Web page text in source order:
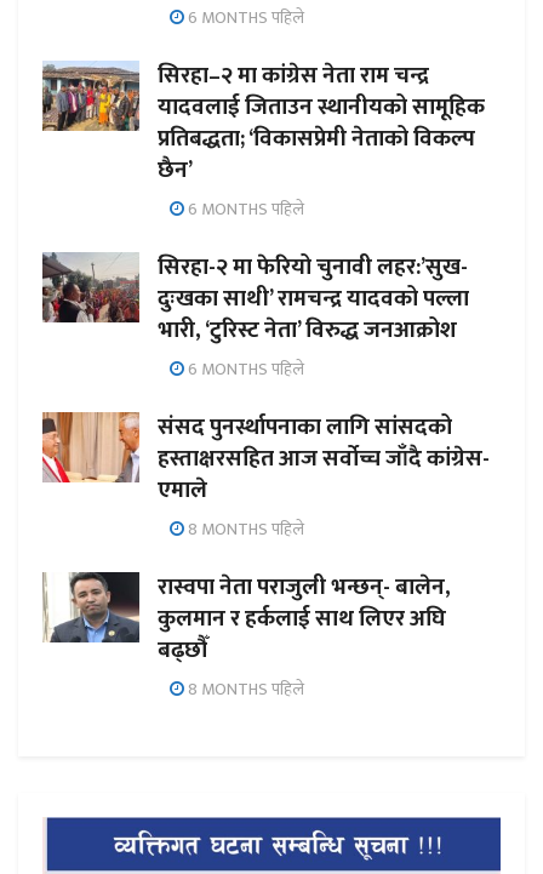
6 MONTHS पहिले
सिरहा–२ मा कांग्रेस नेता राम चन्द्र
यादवलाई जिताउन स्थानीयको सामूहिक
प्रतिबद्धता; ‘विकासप्रेमी नेताको विकल्प
छैन’
6 MONTHS पहिले
सिरहा-२ मा फेरियो चुनावी लहर:’सुख-
दुःखका साथी’ रामचन्द्र यादवको पल्ला
भारी, ‘टुरिस्ट नेता’ विरुद्ध जनआक्रोश
6 MONTHS पहिले
संसद पुनर्स्थापनाका लागि सांसदको
हस्ताक्षरसहित आज सर्वोच्च जाँदै कांग्रेस-
एमाले
8 MONTHS पहिले
रास्वपा नेता पराजुली भन्छन्- बालेन,
कुलमान र हर्कलाई साथ लिएर अघि
बढ्छौँ
8 MONTHS पहिले